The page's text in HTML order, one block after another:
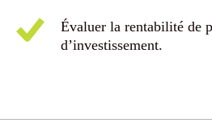
Évaluer la rentabilité de
d’investissement.